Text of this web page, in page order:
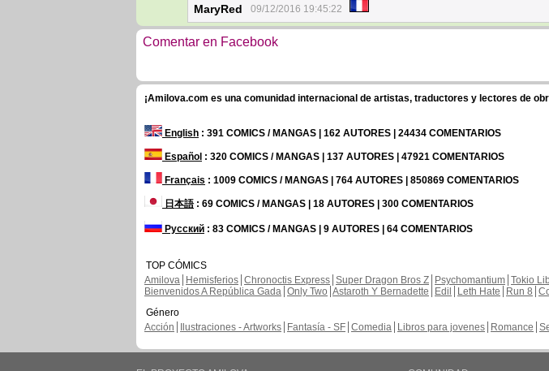
MaryRed 09/12/2016 19:45:22
Comentar en Facebook
¡Amilova.com es una comunidad internacional de artistas, traductores y lectores de
English : 391 COMICS / MANGAS | 162 AUTORES | 24434 COMENTARIOS
Español : 320 COMICS / MANGAS | 137 AUTORES | 47921 COMENTARIOS
Français : 1009 COMICS / MANGAS | 764 AUTORES | 850869 COMENTARIOS
日本語: 69 COMICS / MANGAS | 18 AUTORES | 300 COMENTARIOS
Русский : 83 COMICS / MANGAS | 9 AUTORES | 64 COMENTARIOS
TOP CÓMICS
Amilova
Hemisferios Chronoctis Express Super Dragon Bros Z Psychomantium Tokio
Bienvenidos A República Gada Only Two Astaroth Y Bernadette Edil Leth Hate Run 8
Género
Acción
Ilustraciones - Artworks Fantasía - SF Comedia Libros para jovenes Romance